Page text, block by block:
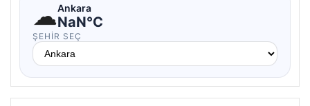
☁Ankara
NaN°C
ŞEHIR SEÇ